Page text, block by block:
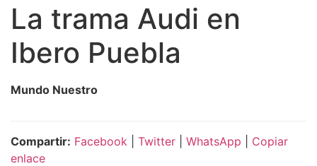
La trama Audi en
Ibero Puebla
Mundo Nuestro
Compartir: Facebook Twitter WhatsApp
Copiar
enlace